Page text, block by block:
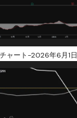
ャート-2026年6月1日